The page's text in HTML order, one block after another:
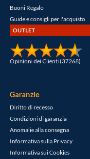
Buoni Regalo
Guide e consigli per l'acquisto
OUTLET
Opinioni dei Clienti (37268)
Garanzie
Diritto di recesso
Condizioni di garanzia
Anomalie alla consegna
Informativa sulla Privacy
Informativa sui Cookies